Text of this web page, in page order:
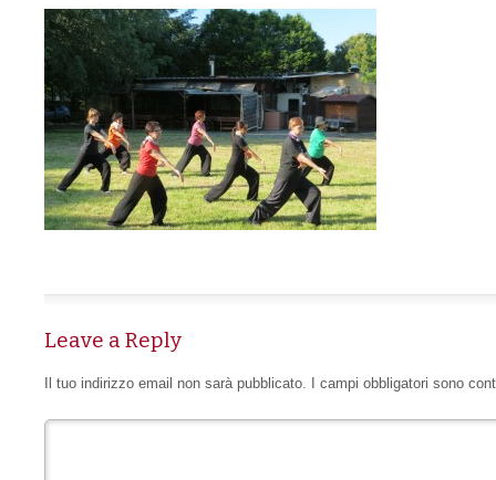
Leave a Reply
Il tuo indirizzo email non sarà pubblicato. I campi obbligatori sono